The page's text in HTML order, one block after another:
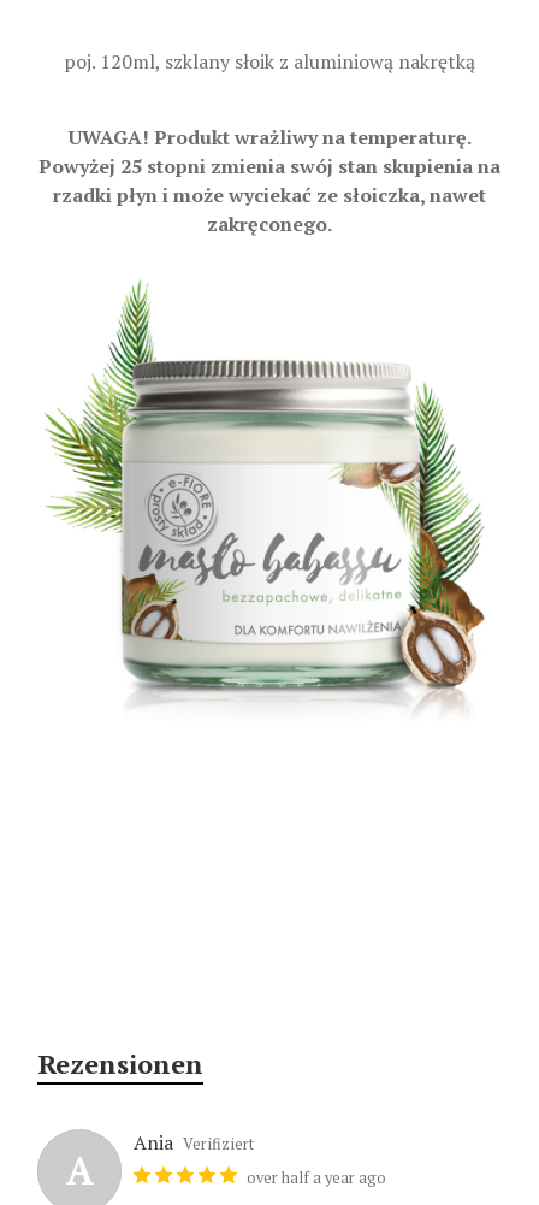
poj. 120ml, szklany słoik z aluminiową nakrętką
UWAGA! Produkt wrażliwy na temperaturę.
Powyżej 25 stopni zmienia swój stan skupienia na
rzadki płyn i może wyciekać ze słoiczka, nawet
zakręconego.
Rezensionen
A
Ania Verifiziert
over half a year ago